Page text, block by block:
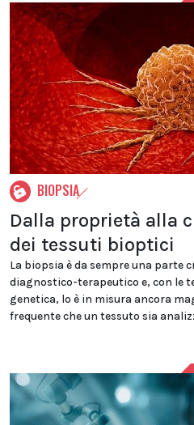
BIOPSIA
Dalla proprietà alla
dei tessuti bioptici
La biopsia è da sempre una parte
diagnostico-terapeutico e, con le
genetica, lo è in misura ancora
frequente che un tessuto sia